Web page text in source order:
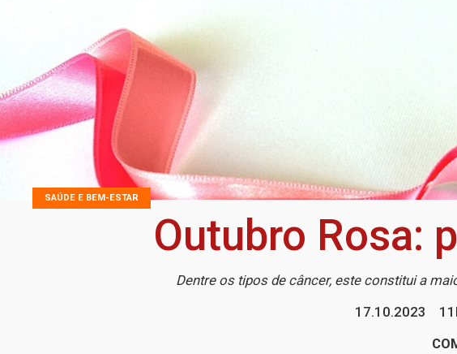
SAÚDE E BEM-ESTAR
Outubro Rosa:
Dentre os tipos de câncer, este constitui a
17.10.2023